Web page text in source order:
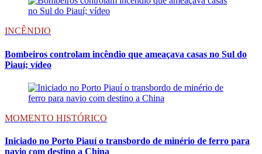
INCÊNDIO
Bombeiros controlam incêndio que ameaçava casas no Sul do
Piauí; vídeo
MOMENTO HISTÓRICO
Iniciado no Porto Piauí o transbordo de minério de ferro para
navio com destino a China